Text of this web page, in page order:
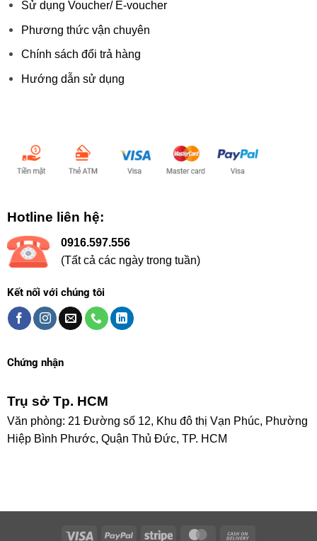
Sử dụng Voucher/ E-voucher
Phương thức vận chuyên
Chính sách đổi trả hàng
Hướng dẫn sử dụng
Hotline liên hệ:
0916.597.556
(Tất cả các ngày trong tuần)
Kết nối với chúng tôi
Chứng nhận
Trụ sở Tp. HCM
Văn phòng: 21 Đường số 12, Khu đô thị Vạn Phúc, Phường
Hiệp Bình Phước, Quận Thủ Đức, TP. HCM
Visa PayPal Stripe MasterCard